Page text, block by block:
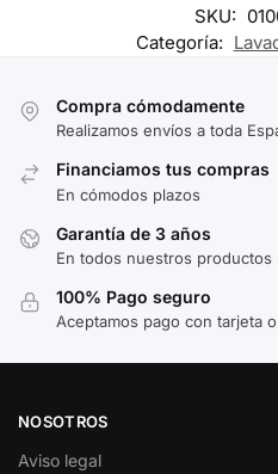
SKU:
Categoría:
Compra cómodamente
Realizamos envíos a toda
Financiamos tus compras
En cómodos plazos
Garantía de 3 años
En todos nuestros productos
100% Pago seguro
Aceptamos pago con tarjeta
NOSOTROS
Aviso legal